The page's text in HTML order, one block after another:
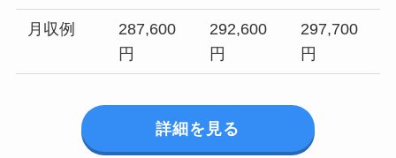
月収例
287,600
円
292,600
円
297,700
円
詳細を見る